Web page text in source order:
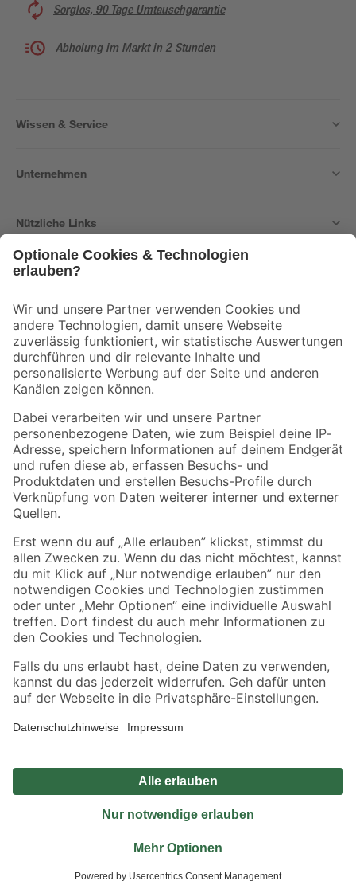
Sorglos, 90 Tage Umtauschgarantie
Abholung im Markt in 2 Stunden
Wissen & Service
Unternehmen
Nützliche Links
Der toom Newsletter: Keine Angebote und Aktionen mehr verpassen!
Zur Newsletter Anmeldung
Folge uns
Zahlungsarten Versandarten
Sicher einkaufen
Jetzt die toom-App herunterladen
Alle Preisangaben in EUR inkl. gesetzl. MwSt.. Die dargestellten Angebote sind unter
Umständen nicht in allen Märkten verfügbar. Die angegebenen Verfügbarkeiten beziehen
Produkte nur solange der Vorrat reicht.
*Paketversand ab 59 € versandkostenfrei, gilt nicht für Artikel mit Speditionsversand, hier
Privatsphäre Impressum
Nutzungsbedingungen
Widerrufsrecht
Vertrag widerrufen
© 2026 toom Baumarkt GmbH